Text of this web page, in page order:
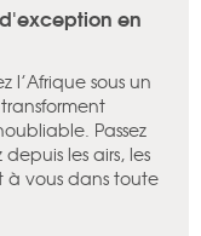
en
l’Afrique sous un
Passez
les airs, les
à vous dans toute